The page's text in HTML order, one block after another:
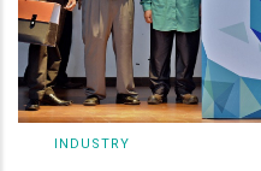
INDUSTRY